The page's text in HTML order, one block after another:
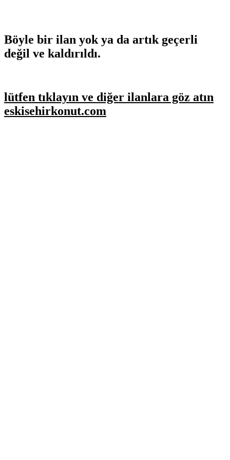
Böyle bir ilan yok ya da artık geçerli
değil ve kaldırıldı.
lütfen tıklayın ve diğer ilanlara göz atın
eskisehirkonut.com